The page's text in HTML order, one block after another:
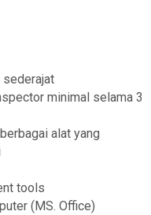
sederajat
minimal selama 3
alat yang
tools
(MS. Office)